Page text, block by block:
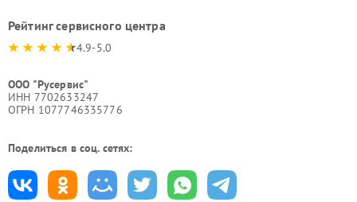
Рейтинг сервисного центра
4.9-5.0
ООО "Русервис"
ИНН 7702633247
ОГРН 1077746335776
Поделиться в соц. сетях: